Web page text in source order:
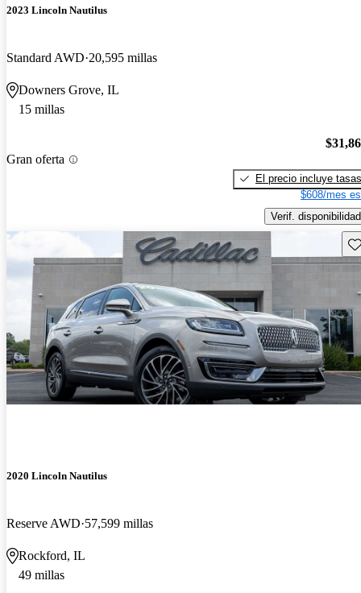
2023 Lincoln Nautilus
Standard AWD 20,595 millas
Downers Grove, IL
15 millas
Gran oferta
El precio incluye tasas
$608/mes
Verif. disponibilidad
2020 Lincoln Nautilus
Reserve AWD 57,599 millas
Rockford, IL
49 millas